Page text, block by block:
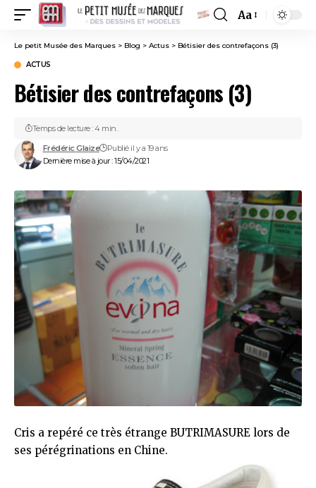
Font
Resizer
Aa
Le petit Musée des Marques > Blog > Actus > Bétisier des contrefaçons (3)
ACTUS
Bétisier des contrefaçons (3)
Dernière mise à jour : 15/04/2021
Frédéric Glaize Publié il y a 19 ans
Temps de lecture : 4 min.
Cris a repéré ce très étrange BUTRIMASURE lors de
ses pérégrinations en Chine.